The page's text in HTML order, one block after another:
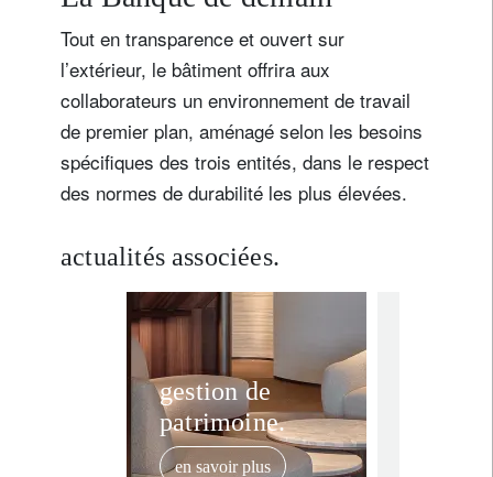
Tout en transparence et ouvert sur
l’extérieur, le bâtiment offrira aux
collaborateurs un environnement de travail
de premier plan, aménagé selon les besoins
spécifiques des trois entités, dans le respect
des normes de durabilité les plus élevées.
actualités associées.
gestion de
patrimoine.
en savoir plus
Pays de résidence
Je ne suis pas résident ou citoyen des Etats-Unis
Vos informations seront utilisées conformément à
notre politique de confidentialité .